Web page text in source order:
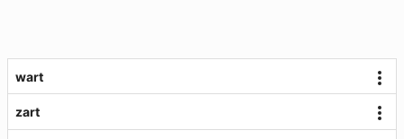
wart
zart